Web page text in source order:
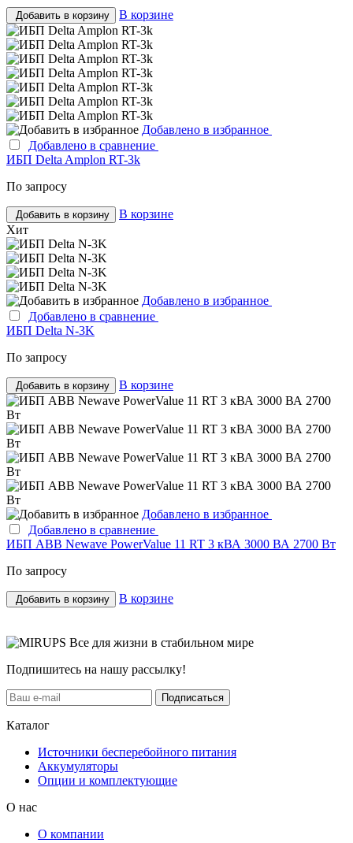
Добавить в корзину В корзине
Добавлено в избранное
Добавлено в сравнение
ИБП Delta Amplon RT-3k
По запросу
Добавить в корзину
В корзине
Хит
Добавлено в избранное
Добавлено в сравнение
ИБП Delta N-3K
По запросу
Добавить в корзину В корзине
Добавлено в избранное
Добавлено в сравнение
ИБП ABB Newave PowerValue 11 RT 3 кВА 3000 ВА 2700 Вт
По запросу
Добавить в корзину В корзине
Все для жизни в стабильном мире
Подпишитесь на нашу рассылку!
Подписаться
Каталог
Источники бесперебойного питания
Аккумуляторы
Опции и комплектующие
О нас
О компании